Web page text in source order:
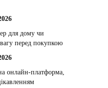
для дому чи
перед покупкою
онлайн-платформа,